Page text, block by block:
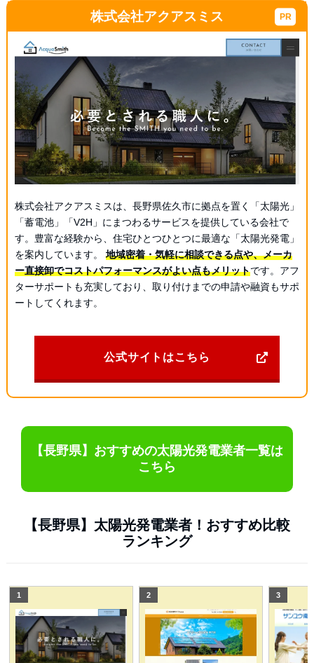
株式会社アクアスミス
株式会社アクアスミスは、長野県佐久市に拠点を置く「太陽光」
「蓄電池」「V2H」にまつわるサービスを提供している会社で
す。豊富な経験から、住宅ひとつひとつに最適な「太陽光発電」
を案内しています。 地域密着・気軽に相談できる点や、メーカ
ー直接卸でコストパフォーマンスがよい点もメリットです。アフ
ターサポートも充実しており、取り付けまでの申請や融資もサポ
ートしてくれます。
公式サイトはこちら
【長野県】おすすめの太陽光発電業者一覧は
こちら
【長野県】太陽光発電業者！おすすめ比較
ランキング